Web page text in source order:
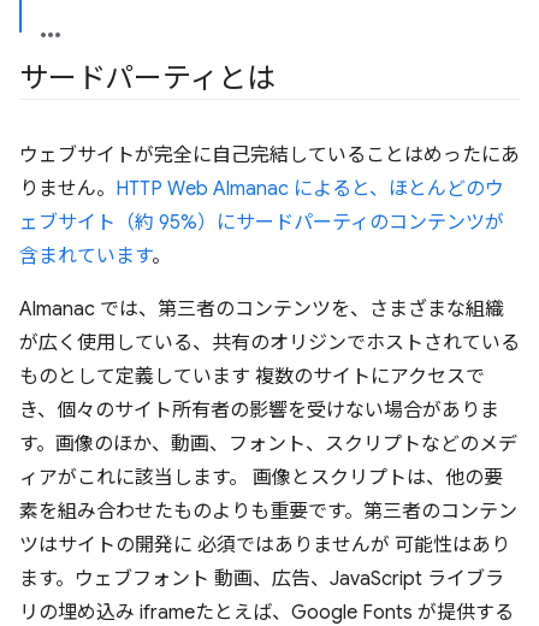
サードパーティとは
ウェブサイトが完全に自己完結していることはめったにあ
りません。 HTTP Web Almanac によると、ほとんどのウ
ェブサイト（約 95%）にサードパーティのコンテンツが
含まれています。
Almanac では、第三者のコンテンツを、さまざまな組織
が広く使用している、共有のオリジンでホストされている
ものとして定義しています 複数のサイトにアクセスで
き、個々のサイト所有者の影響を受けない場合がありま
す。画像のほか、動画、フォント、スクリプトなどのメデ
ィアがこれに該当します。 画像とスクリプトは、他の要
素を組み合わせたものよりも重要です。第三者のコンテン
ツはサイトの開発に 必須ではありませんが 可能性はあり
ます。ウェブフォント 動画、広告、JavaScript ライブラ
リの埋め込み iframeたとえば、Google Fonts が提供する